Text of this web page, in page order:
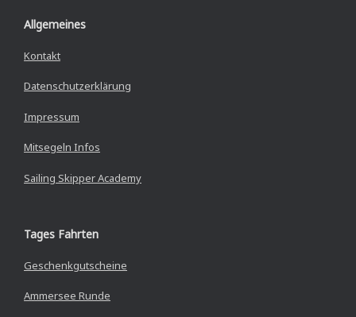
Allgemeines
Kontakt
Datenschutzerklärung
Impressum
Mitsegeln Infos
Sailing Skipper Academy
Tages Fahrten
Geschenkgutscheine
Ammersee Runde